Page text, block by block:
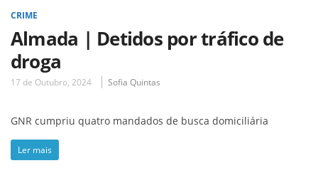
CRIME
Almada | Detidos por tráfico de
droga
17 de Outubro, 2024 Sofia Quintas
GNR cumpriu quatro mandados de busca domiciliária
Ler mais